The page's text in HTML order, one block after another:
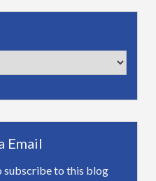
Email
subscribe to this blog